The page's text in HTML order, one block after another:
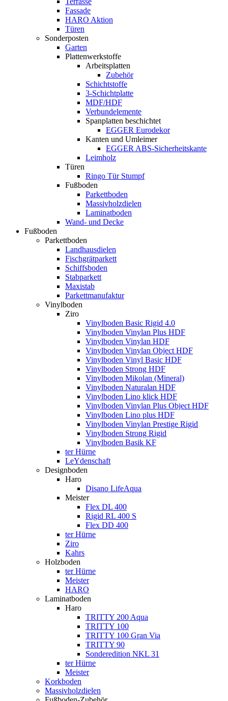
Fassade
HARO Aktion
Türen
Sonderposten
Garten
Plattenwerkstoffe
Arbeitsplatten
Zubehör
Schichtstoffe
3-Schichtplatte
MDF/HDF
Verbundelemente
Spanplatten beschichtet
EGGER Eurodekor
Kanten und Umleimer
EGGER ABS-Sicherheitskante
Leimholz
Türen
Ringo Tür Stumpf
Fußboden
Parkettboden
Massivholzdielen
Laminatboden
Wand- und Decke
Fußboden
Parkettboden
Landhausdielen
Fischgrätparkett
Schiffsboden
Stabparkett
Maxistab
Parkettmanufaktur
Vinylboden
Ziro
Vinylboden Basic Rigid 4.0
Vinylboden Vinylan Plus HDF
Vinylboden Vinylan HDF
Vinylboden Vinylan Object HDF
Vinylboden Vinyl Basic HDF
Vinylboden Strong HDF
Vinylboden Mikolan (Mineral)
Vinylboden Naturalan HDF
Vinylboden Lino klick HDF
Vinylboden Vinylan Plus Object HDF
Vinylboden Lino plus HDF
Vinylboden Vinylan Prestige Rigid
Vinylboden Strong Rigid
Vinylboden Basik KF
ter Hürne
LeYdenschaft
Designboden
Haro
Disano LifeAqua
Meister
Flex DL 400
Rigid RL 400 S
Flex DD 400
ter Hürne
Ziro
Kahrs
Holzboden
ter Hürne
Meister
HARO
Laminatboden
Haro
TRITTY 200 Aqua
TRITTY 100
TRITTY 100 Gran Via
TRITTY 90
Sonderedition NKL 31
ter Hürne
Meister
Korkboden
Massivholzdielen